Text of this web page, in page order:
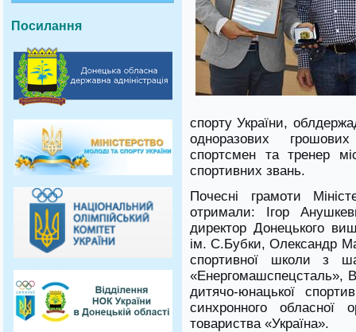
Посилання
спорту України,
одноразових
спортсмен та тренер
спортивних звань.
Почесні грамоти
отримали: Ігор
директор Донецького
ім. С.Бубки, Олександр
спортивної школи з
«Енергомашспецсталь»,
дитячо-юнацької
синхронного обласної
товариства «Україна».